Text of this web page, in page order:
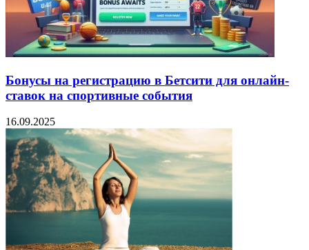
Бонусы на регистрацию в Бетсити для онлайн-
ставок на спортивные события
16.09.2025